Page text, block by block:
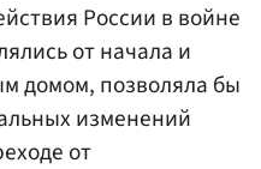
России в войне
от начала и
домом, позволяла бы
изменений
от